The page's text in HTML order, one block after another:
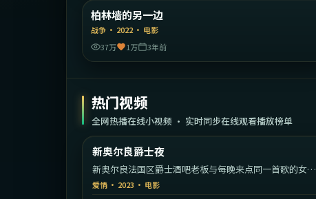
精选
柏林墙的另一边
战争· 2022· 电影
37万
1万 3年前
热门视频
全网热播在线小视频 · 实时同步在线观看播放榜单
热门
2:01:30
新奥尔良爵士夜
新奥尔良法国区爵士酒吧老板与每晚来点同一首歌的女歌
手。
爱情· 2023 · 电影